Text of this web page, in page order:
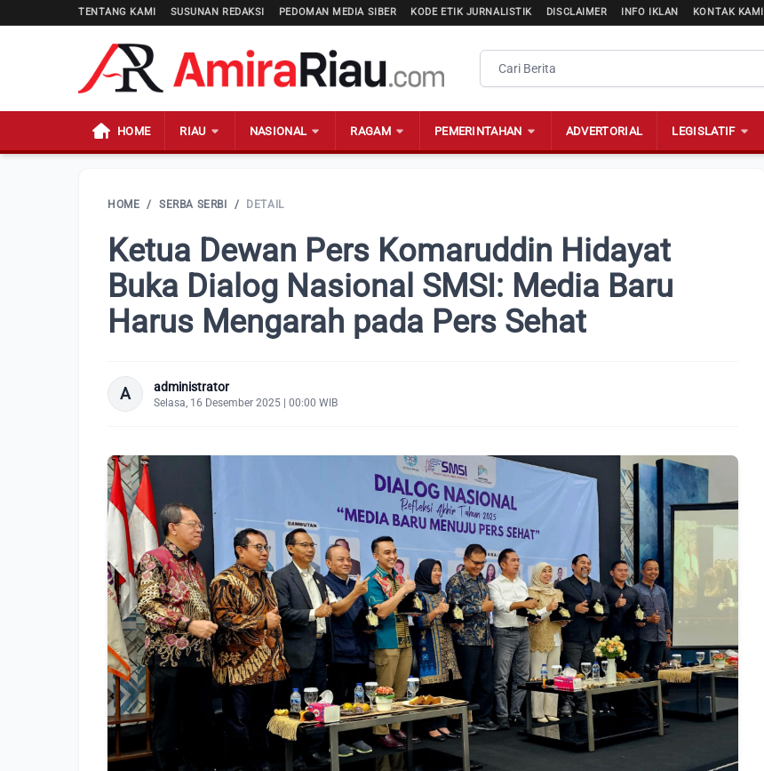
TENTANG KAMI SUSUNAN REDAKSI PEDOMAN MEDIA SIBER KODE ETIK JURNALISTIK DISCLAIMER INFO IKLAN KONTAK KAMI
HOME RIAU NASIONAL RAGAM PEMERINTAHAN ADVERTORIAL LEGISLATIF
HOME / SERBA SERBI / DETAIL
Ketua Dewan Pers Komaruddin Hidayat
Buka Dialog Nasional SMSI: Media Baru
Harus Mengarah pada Pers Sehat
A administrator
Selasa, 16 Desember 2025 | 00:00 WIB